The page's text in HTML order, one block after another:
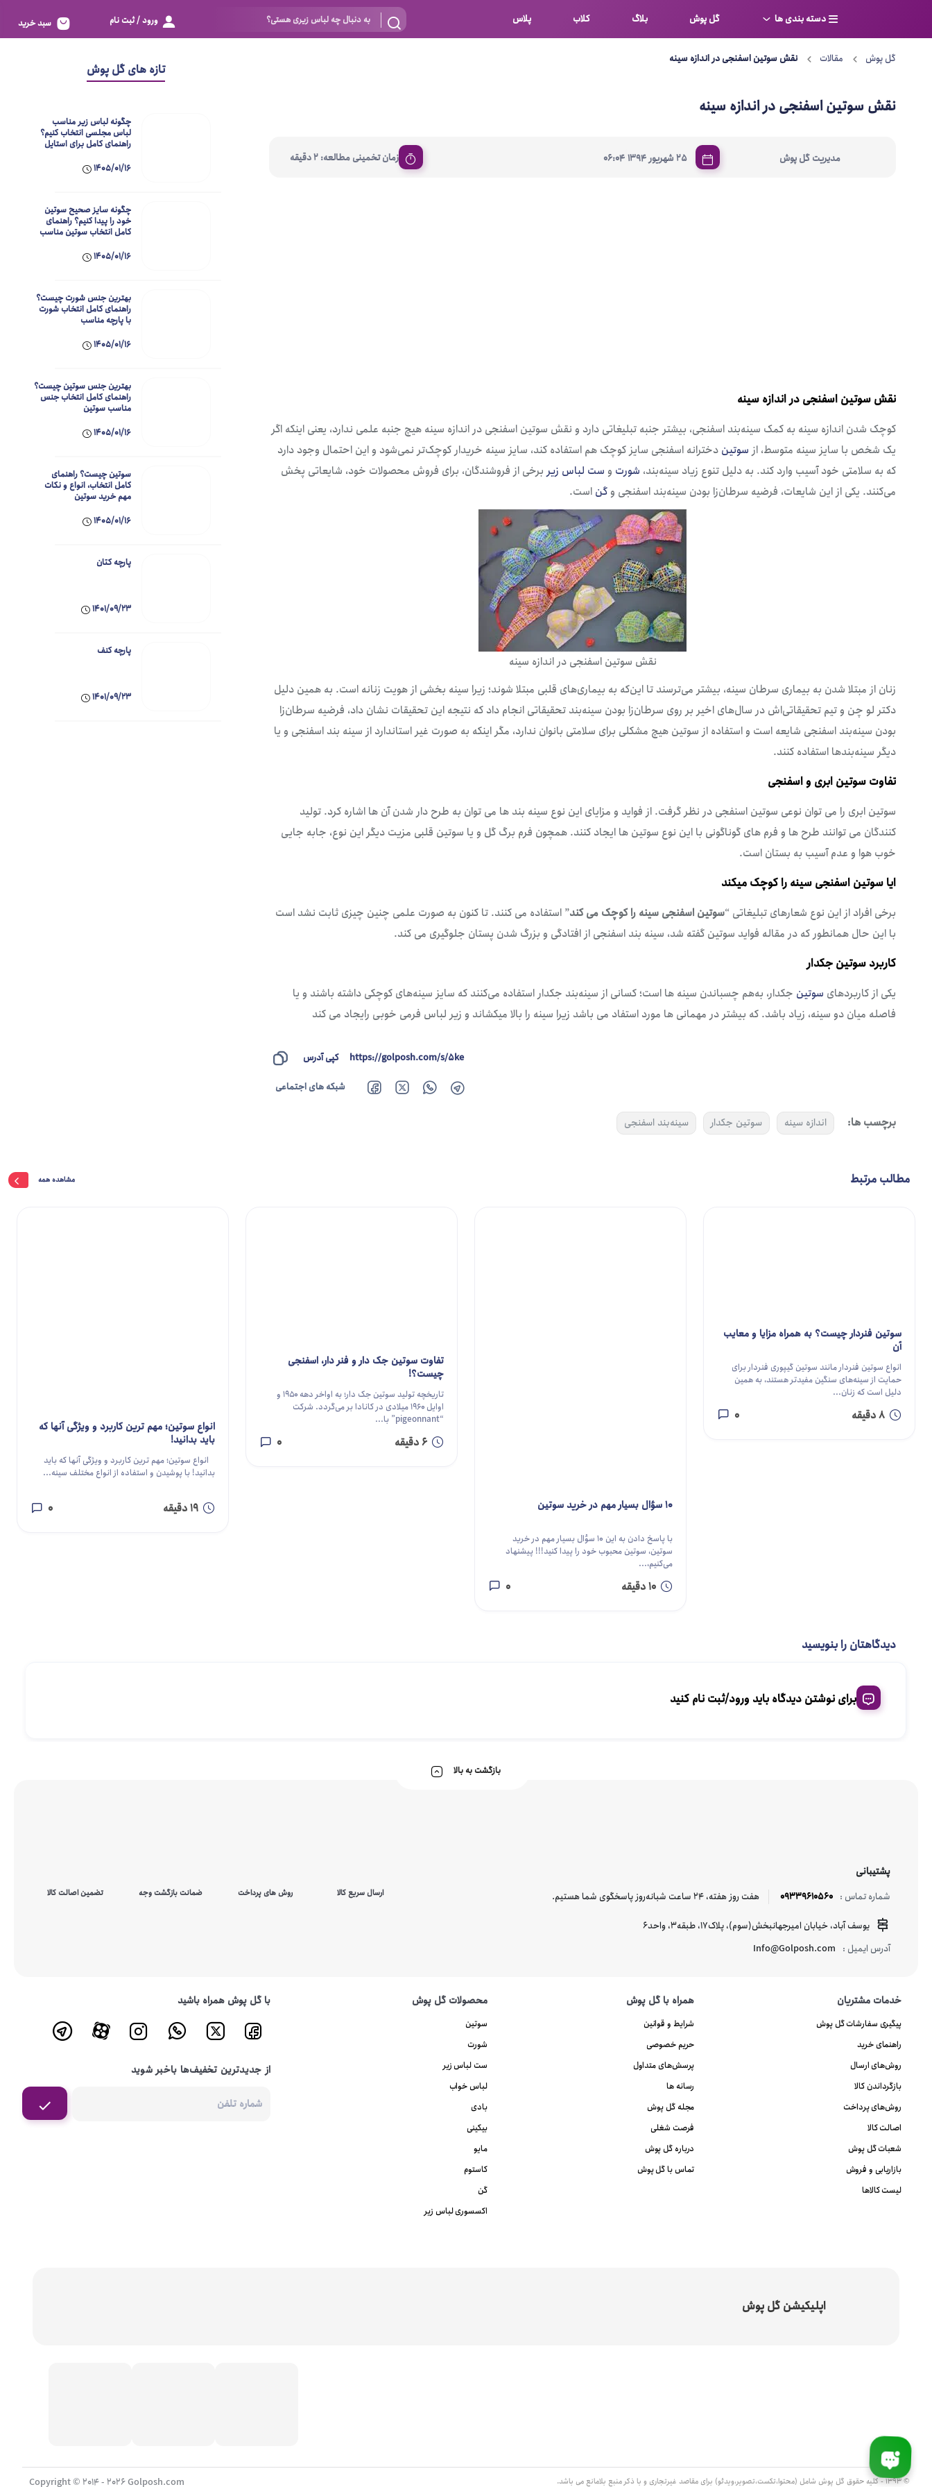
دسته بندی ها
سوتین
توری
بر اساس سایز
خیلی بزرگ 85
زیادی خیلی بزرگ 95
لباس خواب
گل پوش بلاگ کلاب پلاس ورود / ثبت نام سبد خرید
گل پوش مقالات نقش سوتین اسفنجی در اندازه سینه
نقش سوتین اسفنجی در اندازه سینه
مدیریت گل پوش 25 شهریور 1394 |
06:04 زمان تخمینی مطالعه: 2 دقیقه
نقش سوتین اسفنجی در اندازه سینه
کوچک شدن اندازه سینه به کمک سینه‌بند اسفنجی، بیشتر جنبه تبلیغاتی دارد و نقش سوتین اسفنجی در اندازه سینه هیچ جنبه علمی ندارد، یعنی اینکه اگر
یک شخص با سایز سینه متوسط، ازسوتین دخترانه اسفنجی سایز کوچک هم استفاده کند، سایز سینه خریدار کوچک‌تر نمی‌شود و این احتمال وجود دارد
که به سلامتی خود آسیب وارد کند. به دلیل تنوع زیاد سینه‌بند، شورت و ست لباس زیربرخی از فروشندگان، برای فروش محصولات خود، شایعاتی پخش
می‌کنند. یکی از این شایعات، فرضیه سرطان‌زا بودن سینه‌بند اسفنجی و گن است.
نقش سوتین اسفنجی در اندازه سینه
زنان از مبتلا شدن به بیماری سرطان سینه، بیشتر می‌ترسند تا این‌که به بیماری‌های قلبی مبتلا شوند؛ زیرا سینه بخشی از هویت زنانه است. به همین دلیل
دکتر لو چن و تیم تحقیقاتی‌اش در سال‌های اخیر بر روی سرطان‌زا بودن سینه‌بند تحقیقاتی انجام داد که نتیجه این تحقیقات نشان داد، فرضیه سرطان‌زا
بودن سینه‌بند اسفنجی شایعه است و استفاده از سوتین هیچ مشکلی برای سلامتی بانوان ندارد، مگر اینکه به صورت غیر استاندارد از سینه بند اسفنجی و یا
دیگر سینه‌بندها استفاده کنند.
تفاوت سوتین ابری و اسفنجی
سوتین ابری را می توان نوعی سوتین اسنفجی در نظر گرفت. از فواید و مزایای این نوع سینه بند ها می توان به طرح دار شدن آن ها اشاره کرد. تولید
کنندگان می توانند طرح ها و فرم های گوناگونی با این نوع سوتین ها ایجاد کنند. همچون فرم برگ گل و یا سوتین قلبی مزیت دیگر این نوع، جابه جایی
خوب هوا و عدم آسیب به بستان است.
ایا سوتین اسفنجی سینه را کوچک میکند
برخی افراد از این نوع شعارهای تبلیغاتی “سوتین اسفنجی سینه را کوچک می کند” استفاده می کنند. تا کنون به صورت علمی چنین چیزی ثابت نشد است
با این حال همانطور که در مقاله فواید سوتین گفته شد، سینه بند اسفنجی از افتادگی و بزرگ شدن پستان جلوگیری می کند.
کاربرد سوتین جکدار
یکی از کاربردهای سوتین جکدار، به‌هم چسباندن سینه ها است؛ کسانی از سینه‌بند جکدار استفاده می‌کنند که سایز سینه‌های کوچکی داشته باشند و یا
فاصله میان دو سینه، زیاد باشد. که بیشتر در مهمانی ها مورد استفاد می باشد زیرا سینه را بالا میکشاند و زیر لباس فرمی خوبی رایجاد می کند
https://golposh.com/s/5ke
کپی آدرس
شبکه های اجتماعی
برچسب ها: اندازه سینه سوتین جکدار سینه‌بند اسفنجی
تازه های گل پوش
چگونه لباس زیر مناسب
لباس مجلسی انتخاب کنیم؟
راهنمای کامل برای استایل
1405/01/16
چگونه سایز صحیح سوتین
خود را پیدا کنیم؟ راهنمای
کامل انتخاب سوتین مناسب
1405/01/16
بهترین جنس شورت چیست؟
راهنمای کامل انتخاب شورت
با پارچه مناسب
1405/01/16
بهترین جنس سوتین چیست؟
راهنمای کامل انتخاب جنس
مناسب سوتین
1405/01/16
سوتین چیست؟ راهنمای
کامل انتخاب، انواع و نکات
مهم خرید سوتین
1405/01/16
پارچه کتان
1401/09/23
پارچه کنف
1401/09/23
مطالب مرتبط مشاهده همه
سوتین فنردار چیست؟ به همراه مزایا و معایب
آن
انواع سوتین فنردار مانند سوتین گیپوری فنردار برای
حمایت از سینه‌های سنگین مفیدتر هستند، به همین
دلیل است که زنان...
8 دقیقه 0
10 سؤال بسیار مهم در خرید سوتین
با پاسخ دادن به این 10 سؤال بسیار مهم در خرید
سوتین، سوتین محبوب خود را پیدا کنید!!! پیشنهاد
می‌کنیم،...
10 دقیقه 0
تفاوت سوتین جک دار و فنر دار، اسفنجی
چیست؟!
تاریخچه تولید سوتین جک دار؛ به اواخر دهه ۱۹۵۰ و
اوایل ۱۹۶۰ میلادی در کانادا بر می‌گردد. شرکت
“pigeonnant” با...
6 دقیقه 0
انواع سوتین؛ مهم ترین کاربرد و ویژگی آنها که
باید بدانید!
انواع سوتین؛ مهم ترین کاربرد و ویژگی آنها که باید
بدانید! با پوشیدن و استفاده از انواع مختلف سینه...
19 دقیقه 0
دیدگاهتان را بنویسید
برای نوشتن دیدگاه باید ورود/ثبت نام کنید
بازگشت به بالا
پشتیبانی
شماره تماس : 09339610560
هفت روز هفته، ۲۴ ساعت شبانه‌روز پاسخگوی شما هستیم.
یوسف آباد، خیابان امیرجهانبخش(سوم)، پلاک17، طبقه3، واحد6
آدرس ایمیل : Info@Golposh.com
ارسال سریع کالا روش های پرداخت ضمانت بازگشت وجه تضمین اصالت کالا
خدمات مشتریان
پیگیری سفارشات گل پوش
راهنمای خرید
روش‌های ارسال
بازگرداندن کالا
روش‌های پرداخت
اصالت کالا
شعبات گل پوش
بازاریابی و فروش
لیست کالاها
همراه با گل پوش
شرایط و قوانین
حریم خصوصی
پرسش‌های متداول
رسانه ها
مجله گل پوش
فرصت شغلی
درباره گل پوش
تماس با گل پوش
محصولات گل پوش
سوتین
شورت
ست لباس زیر
لباس خواب
بادی
بیکینی
مایو
کاستوم
گن
اکسسوری لباس زیر
با گل پوش همراه باشید
از جدیدترین تخفیف‌ها باخبر شوید
اپلیکیشن گل پوش
© 1393 - کلیه حقوق گل پوش شامل (محتوا،تکست،تصویر،ویدئو) برای مقاصد غیرتجاری و با ذکر منبع بلامانع می باشد. Copyright © 2014 - 2026 Golposh.com